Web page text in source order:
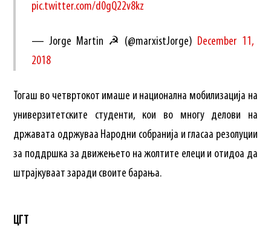
pic.twitter.com/d0gQ22v8kz
— Jorge Martin ☭ (@marxistJorge) December 11,
2018
Тогаш во четвртокот имаше и национална мобилизација на
универзитетските студенти, кои во многу делови на
државата одржуваа Народни собранија и гласаа резолуции
за поддршка за движењето на жолтите елеци и отидоа да
штрајкуваат заради своите барања.
ЦГТ